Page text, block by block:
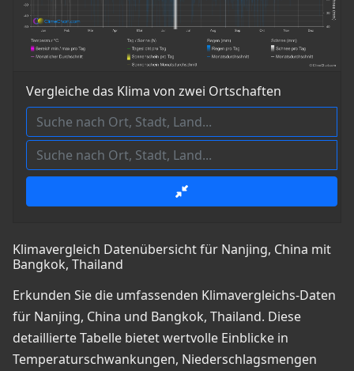
Vergleiche das Klima von zwei Ortschaften
Klimavergleich Datenübersicht für Nanjing, China mit
Bangkok, Thailand
Erkunden Sie die umfassenden Klimavergleichs-Daten
für Nanjing, China und Bangkok, Thailand. Diese
detaillierte Tabelle bietet wertvolle Einblicke in
Temperaturschwankungen, Niederschlagsmengen